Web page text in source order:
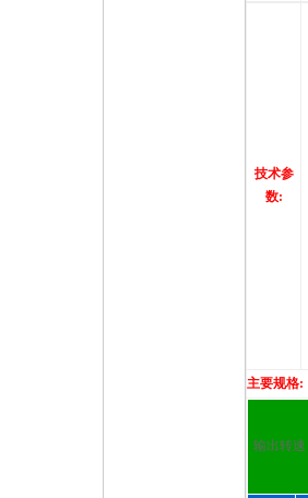
技术参
数:
主要规格:
输出转速